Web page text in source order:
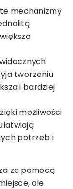
mechanizmy
tworzeniu
i bardziej
możliwości
potrzeb i
za pomocą
ale